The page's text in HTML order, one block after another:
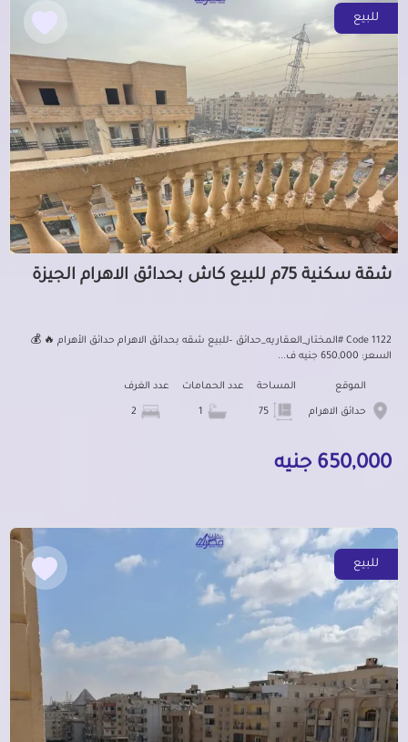
للبيع
شقة سكنية 75م للبيع كاش بحدائق الاهرام الجيزة
Code 1122 #المختار_العقاريه_حدائق –للبيع شقه بحدائق الاهرام حدائق الأهرام 🔥 💰
السعر: 650,000 جنيه ف...
الموقع
حدائق الاهرام
المساحة عدد الحمامات عدد الغرف
650,000 جنيه
للبيع